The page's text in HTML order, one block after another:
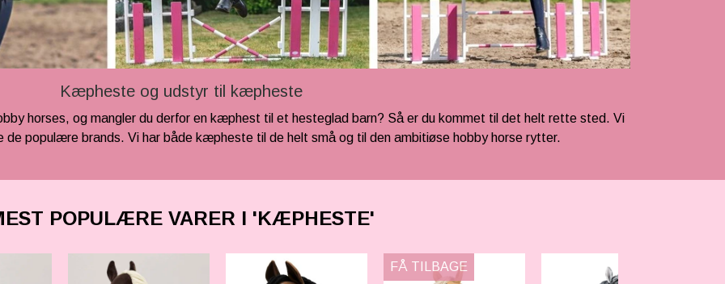
Kæpheste og udstyr til kæpheste
horses, og mangler du derfor en kæphest til et hesteglad barn? Så er du kommet til det helt rette sted. Vi
de populære brands. Vi har både kæpheste til de helt små og til den ambitiøse hobby horse rytter.
POPULÆRE VARER I 'KÆPHESTE'
FÅ TILBAGE